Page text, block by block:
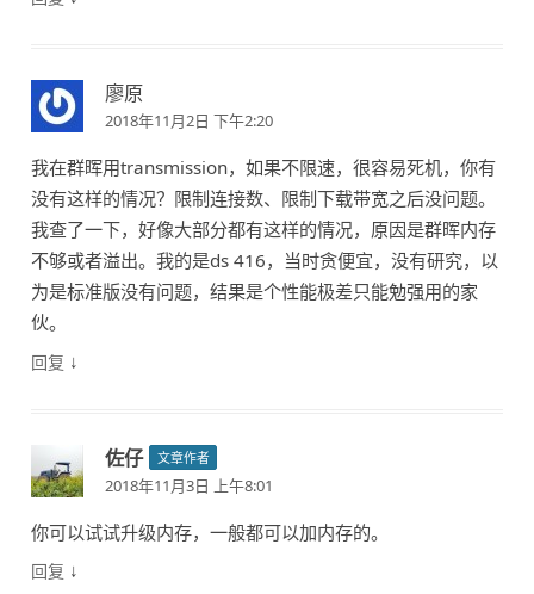
廖原
2018年11月2日 下午2:20
我在群晖用transmission，如果不限速，很容易死机，你有
没有这样的情况？限制连接数、限制下载带宽之后没问题。
我查了一下，好像大部分都有这样的情况，原因是群晖内存
不够或者溢出。我的是ds 416，当时贪便宜，没有研究，以
为是标准版没有问题，结果是个性能极差只能勉强用的家
伙。
回复 ↓
佐仔 文章作者
2018年11月3日 上午8:01
你可以试试升级内存，一般都可以加内存的。
回复 ↓